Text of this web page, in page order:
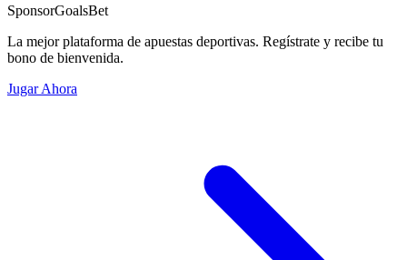
SponsorGoalsBet
La mejor plataforma de apuestas deportivas. Regístrate y recibe tu
bono de bienvenida.
Jugar Ahora